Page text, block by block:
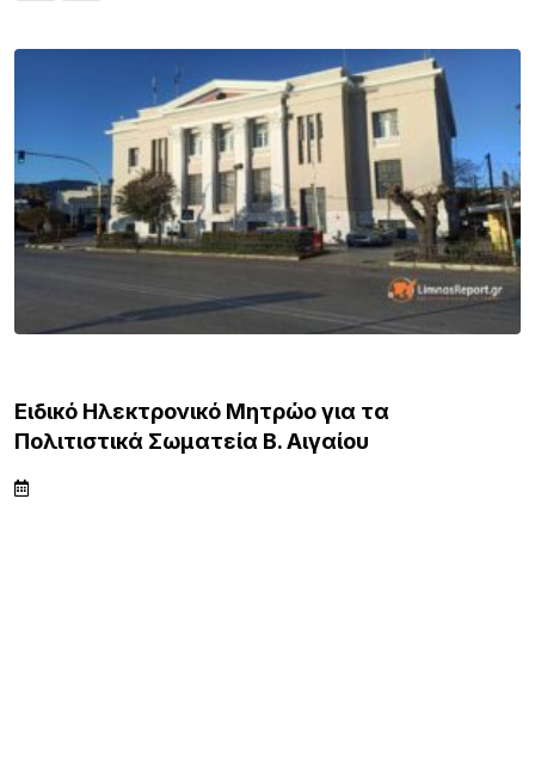
Ειδικό Ηλεκτρονικό Μητρώο για τα
Πολιτιστικά Σωματεία Β. Αιγαίου